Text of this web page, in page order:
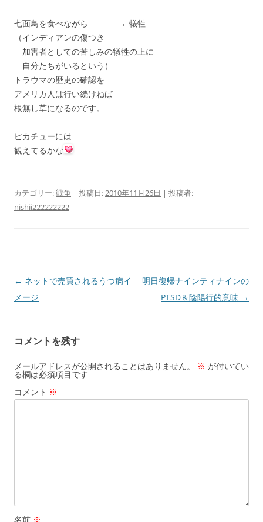
七面鳥を食べながら ←犠牲
（インディアンの傷つき
加害者としての苦しみの犠牲の上に
自分たちがいるという）
トラウマの歴史の確認を
アメリカ人は行い続けねば
根無し草になるのです。
ピカチューには
観えてるかな
カテゴリー:戦争 | 投稿日:2010年11月26日 | 投稿者:
nishii222222222
投
稿
ゲ
ー
シ
ョ
← ネットで売買されるうつ病イ
メージ
明日復帰ナインティナインの
PTSD＆陰陽行的意味 →
コメントを残す
メールアドレスが公開されることはありません。 ※ が付いてい
る欄は必須項目です
コメント ※
名前 ※